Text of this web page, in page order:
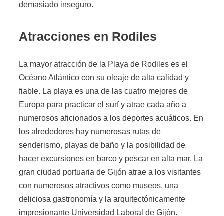
demasiado inseguro.
Atracciones en Rodiles
La mayor atracción de la Playa de Rodiles es el
Océano Atlántico con su oleaje de alta calidad y
fiable. La playa es una de las cuatro mejores de
Europa para practicar el surf y atrae cada año a
numerosos aficionados a los deportes acuáticos. En
los alrededores hay numerosas rutas de
senderismo, playas de baño y la posibilidad de
hacer excursiones en barco y pescar en alta mar. La
gran ciudad portuaria de Gijón atrae a los visitantes
con numerosos atractivos como museos, una
deliciosa gastronomía y la arquitectónicamente
impresionante Universidad Laboral de Gijón.